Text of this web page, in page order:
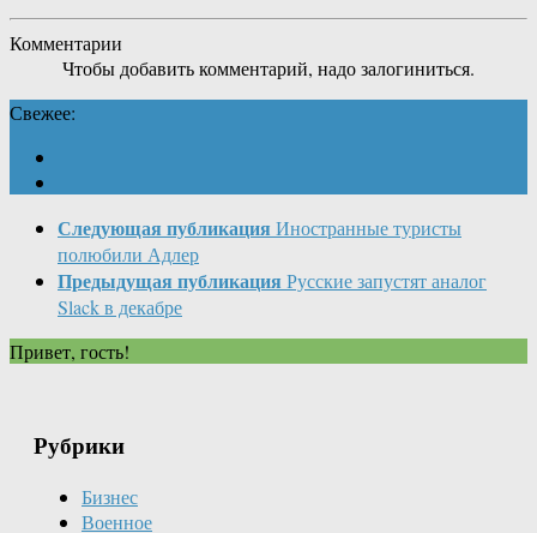
Комментарии
Чтобы добавить комментарий, надо залогиниться.
Свежее:
Следующая публикация Иностранные туристы
полюбили Адлер
Предыдущая публикация Русские запустят аналог
Slack в декабре
Привет, гость!
Рубрики
Бизнес
Военное